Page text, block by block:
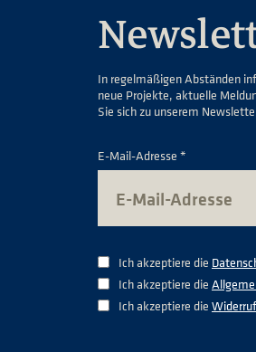
In regelmäßigen Abständen
neue Projekte, aktuelle
Sie sich zu unserem
E-Mail-Adresse *
Ich akzeptiere die
Ich akzeptiere die
Ich akzeptiere die